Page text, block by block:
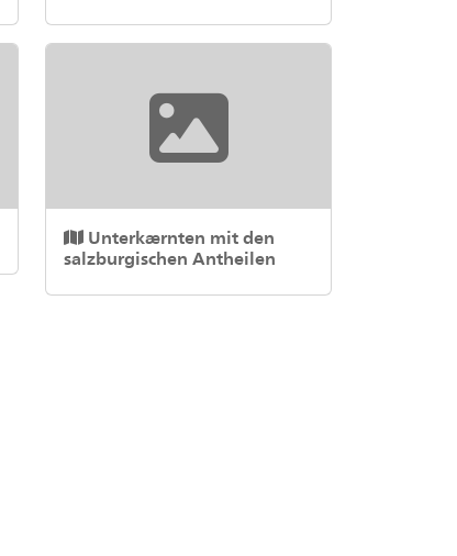
Unterkærnten mit den
salzburgischen Antheilen